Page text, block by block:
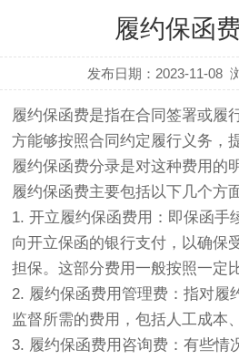
履约保函
发布日期：2023-11-08
履约保函费是指在合同签署或履
方能够按照合同约定履行义务，
履约保函费分录是对这种费用的
履约保函费主要包括以下几个方
1. 开立履约保函费用： 即保函手
向开立保函的银行支付，以确保
担保。这部分费用一般按照一定
2. 履约保函费用管理费：指对履
监督所需的费用，包括人工成本
3. 履约保函费用咨询费：有些情